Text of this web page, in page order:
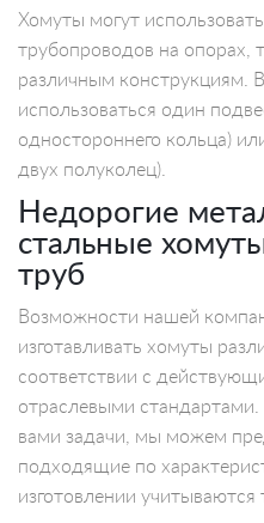
Хомуты могут
трубопроводов на опорах,
различным конструкциям.
использоваться один
одностороннего кольца)
двух полуколец).
Недорогие
стальные
труб
Возможности нашей
изготавливать хомуты
соответствии с
отраслевыми
вами задачи, мы можем
подходящие по
изготовлении учитываются